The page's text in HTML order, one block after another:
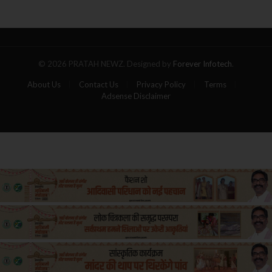
© 2026 PRATAH NEWZ. Designed by Forever Infotech
About Us Contact Us Privacy Policy
Terms
Adsense Disclaimer